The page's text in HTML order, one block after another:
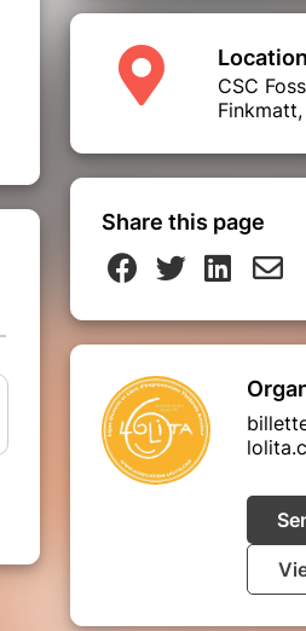
Location
CSC
Share this page